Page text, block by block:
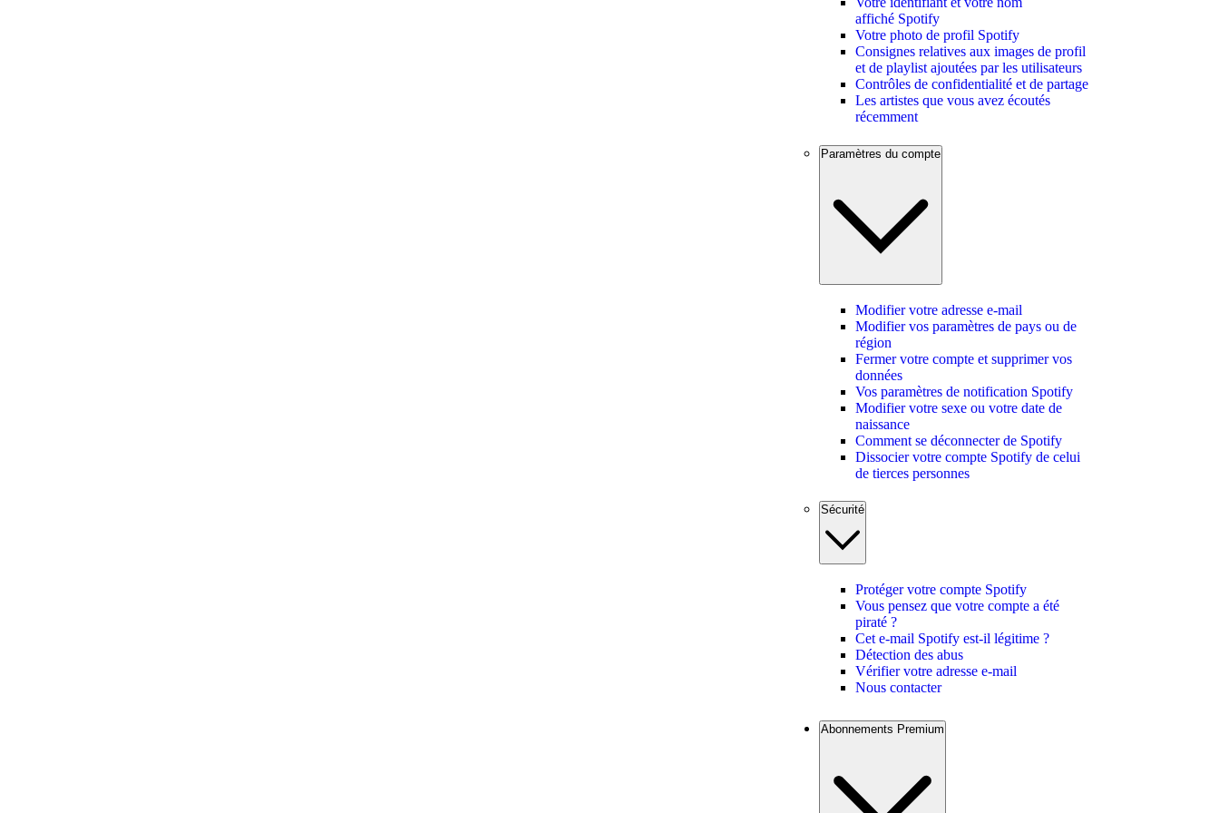
affiché Spotify
Votre photo de profil Spotify
Consignes relatives aux images de profil
et de playlist ajoutées par les utilisateurs
Contrôles de confidentialité et de partage
Les artistes que vous avez écoutés
récemment
Paramètres du compte
Modifier votre adresse e-mail
Modifier vos paramètres de pays ou de
région
Fermer votre compte et supprimer vos
données
Vos paramètres de notification Spotify
Modifier votre sexe ou votre date de
naissance
Comment se déconnecter de Spotify
Dissocier votre compte Spotify de celui
de tierces personnes
Sécurité
Protéger votre compte Spotify
Vous pensez que votre compte a été
piraté ?
Cet e-mail Spotify est-il légitime ?
Détection des abus
Vérifier votre adresse e-mail
Nous contacter
Abonnements Premium